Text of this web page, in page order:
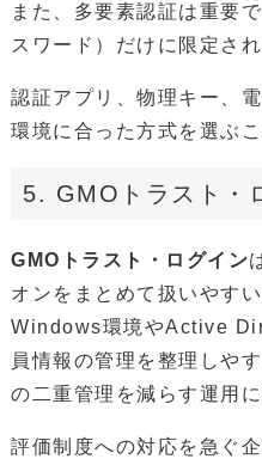
また、多要素認証は重要
スワード）だけに限定さ
認証アプリ、物理キー、
環境に合った方式を選ぶ
5. GMOトラスト・
GMOトラスト・ログイン
オンをまとめて扱いやす
Windows環境やActive
員情報の管理を整理しや
の二重管理を減らす運用に
評価制度への対応を急ぐ